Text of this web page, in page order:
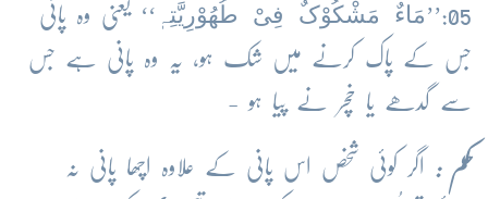
05:’’ مَاءٌ مَشْکُوْکٌ فِیْ طُھُوْرِیَّتِہٖ ‘‘ یعنی وہ پانی
جس کے پاک کرنے میں شک ہو، یہ وہ پانی ہے جس
سے گدھے یا خچر نے پیا ہو -
حکم : اگر کوئی شخص اس پانی کے علاوہ اچھا پانی نہ